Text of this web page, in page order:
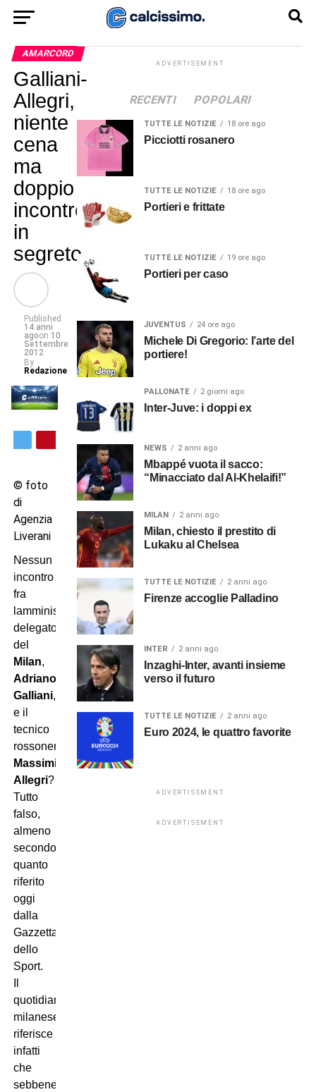
AMARCORD
Galliani-
Allegri,
niente
cena
ma
doppio
incontro
in
segreto
Published
14 anni
agoon 10
Settembre
2012
By
Redazione
© foto
di
Agenzia
Liverani
Nessun
incontro
fra
lamministratore
delegato
del
Milan,
Adriano
Galliani,
e il
tecnico
rossonero
Massimiliano
Allegri?
Tutto
falso,
almeno
secondo
quanto
riferito
oggi
dalla
Gazzetta
dello
Sport.
quotidiano
milanese
riferisce
infatti
che
sebbene
ADVERTISEMENT
RECENTI POPOLARI
TUTTE LE NOTIZIE 18 ore ago
Picciotti rosanero
TUTTE LE NOTIZIE 18 ore ago
Portieri e frittate
TUTTE LE NOTIZIE 19 ore ago
Portieri per caso
JUVENTUS 24 ore ago
Michele Di Gregorio: l’arte del
portiere!
PALLONATE 2 giorni ago
Inter-Juve: i doppi ex
NEWS 2 anni ago
Mbappé vuota il sacco:
“Minacciato dal Al-Khelaifi!”
MILAN 2 anni ago
Milan, chiesto il prestito di
Lukaku al Chelsea
TUTTE LE NOTIZIE 2 anni ago
Firenze accoglie Palladino
INTER 2 anni ago
Inzaghi-Inter, avanti insieme
verso il futuro
TUTTE LE NOTIZIE 2 anni ago
Euro 2024, le quattro favorite
ADVERTISEMENT
ADVERTISEMENT